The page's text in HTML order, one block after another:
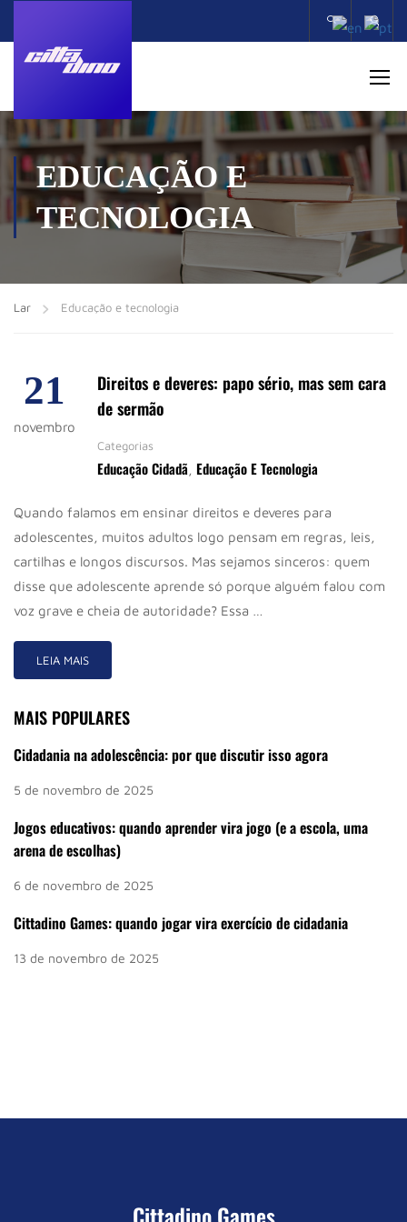
EDUCAÇÃO E
TECNOLOGIA
Lar Educação e tecnologia
21
novembro
Direitos e deveres: papo sério, mas sem cara
de sermão
Categorias
Educação Cidadã, Educação E Tecnologia
Quando falamos em ensinar direitos e deveres para
adolescentes, muitos adultos logo pensam em regras, leis,
cartilhas e longos discursos. Mas sejamos sinceros: quem
disse que adolescente aprende só porque alguém falou com
voz grave e cheia de autoridade? Essa …
LEIA MAIS
MAIS POPULARES
Cidadania na adolescência: por que discutir isso agora
5 de novembro de 2025
Jogos educativos: quando aprender vira jogo (e a escola, uma
arena de escolhas)
6 de novembro de 2025
Cittadino Games: quando jogar vira exercício de cidadania
13 de novembro de 2025